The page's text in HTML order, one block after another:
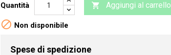
Quantità  Aggiungi al carrello
 Non disponibile
Spese di spedizione